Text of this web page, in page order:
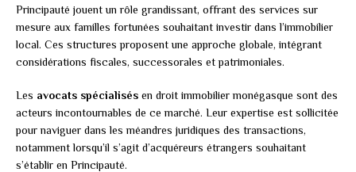
Principauté jouent un rôle grandissant, offrant des services sur
mesure aux familles fortunées souhaitant investir dans l’immobilier
local. Ces structures proposent une approche globale, intégrant
considérations fiscales, successorales et patrimoniales.
Les avocats spécialisés en droit immobilier monégasque sont des
acteurs incontournables de ce marché. Leur expertise est sollicitée
pour naviguer dans les méandres juridiques des transactions,
notamment lorsqu’il s’agit d’acquéreurs étrangers souhaitant
s’établir en Principauté.